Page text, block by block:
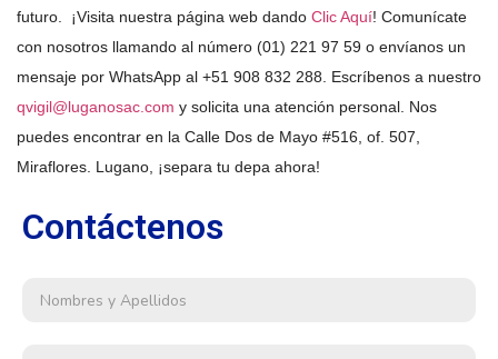
futuro. ¡Visita nuestra página web dando Clic Aquí! Comunícate
con nosotros llamando al número (01) 221 97 59 o envíanos un
mensaje por WhatsApp al +51 908 832 288. Escríbenos a nuestro
qvigil@luganosac.com y solicita una atención personal. Nos
puedes encontrar en la Calle Dos de Mayo #516, of. 507,
Miraflores. Lugano, ¡separa tu depa ahora!
Contáctenos